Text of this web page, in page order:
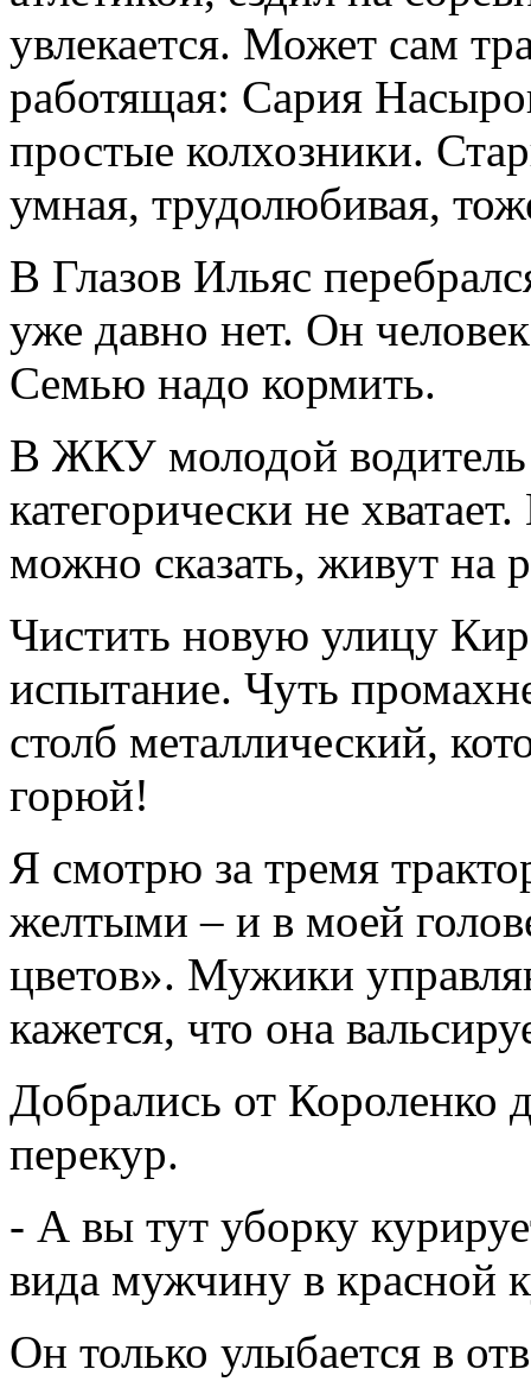
увлекается. Может сам
работящая: Сария
простые колхозники.
умная, трудолюбивая,
В Глазов Ильяс
уже давно нет. Он
Семью надо кормить.
В ЖКУ молодой водитель
категорически не
можно сказать, живут на
Чистить новую улицу
испытание. Чуть
столб металлический,
горюй!
Я смотрю за тремя
желтыми – и в моей
цветов». Мужики
кажется, что она
Добрались от Короленко
перекур.
- А вы тут уборку
вида мужчину в красной
Он только улыбается в